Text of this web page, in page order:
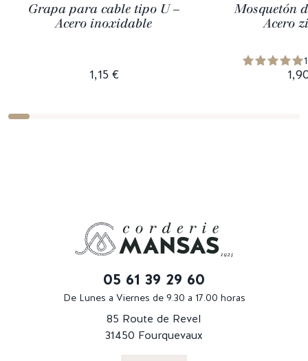
Grapa para cable tipo U –
Acero inoxidable
1,15 €
Mosquetón
Acero
05 61 39 29 60
De Lunes a Viernes de 9.30 a 17.00 horas
85 Route de Revel
31450 Fourquevaux